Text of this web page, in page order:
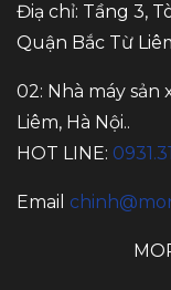
Điạ chỉ: Tầng 3,
Quận Bắc Từ
02: Nhà máy sản
Liêm, Hà Nội..
HOT LINE:
Email